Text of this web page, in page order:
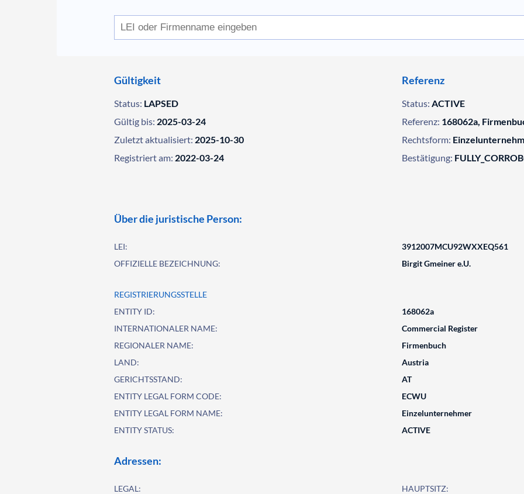
Gültigkeit
Status: LAPSED
Gültig bis: 2025-03-24
Zuletzt aktualisiert: 2025-10-30
Registriert am: 2022-03-24
Referenz
Status: ACTIVE
Referenz: 168062a,
Rechtsform:
Bestätigung:
Über die juristische Person:
LEI:
3912007MCU92WXXEQ561
OFFIZIELLE BEZEICHNUNG:
Birgit Gmeiner e.U.
REGISTRIERUNGSSTELLE
ENTITY ID:
168062a
INTERNATIONALER NAME:
Commercial Register
REGIONALER NAME:
Firmenbuch
LAND:
Austria
GERICHTSSTAND:
AT
ENTITY LEGAL FORM CODE:
ECWU
ENTITY LEGAL FORM NAME:
Einzelunternehmer
ENTITY STATUS:
ACTIVE
Adressen:
LEGAL: HAUPTSITZ: